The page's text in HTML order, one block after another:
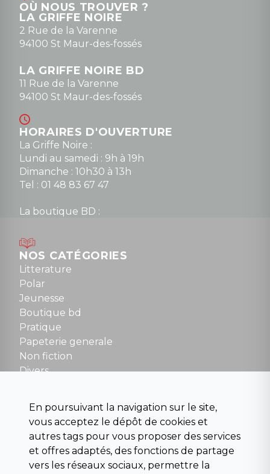
contact@la-griffe-noire.com
0148836747
OÙ NOUS TROUVER ?
LA GRIFFE NOIRE
2 Rue de la Varenne
94100 St Maur-des-fossés
LA GRIFFE NOIRE BD
11 Rue de la Varenne
94100 St Maur-des-fossés
HORAIRES D'OUVERTURE
La Griffe Noire :
Lundi au samedi : 9h à 19h
Dimanche : 10h30 à 13h
Tel : 01 48 83 67 47
La boutique BD :
Mardi au samedi : 10h à 13h / 14h à 19h
Dimanche : 10h30 à 12h30
Tel : 01 48 89 13 88
NOUS CONTACTER
contact@la-griffe-noire.com
NOS CATÉGORIES
Litterature
Polar
Jeunesse
Boutique bd
Pratique
Papeterie generale
Non fiction
Divers
Para scolaire
Histoire
Pochoteque
Pleiade
En poursuivant la navigation sur le site,
vous acceptez le dépôt de cookies et
autres tags pour vous proposer des services
et offres adaptés, des fonctions de partage
vers les réseaux sociaux, permettre la